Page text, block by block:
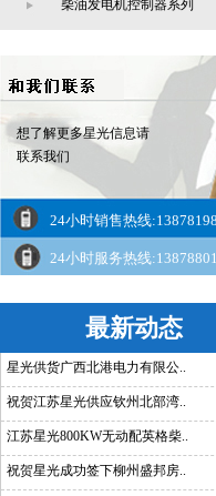
柴油发电机控制器系列
想了解更多星光信息请
联系我们
24小时销售热线
24小时服务热线
最新动态
星光供货广西北港电力有限公..
祝贺江苏星光供应钦州北部湾..
江苏星光800KW无动配英格柴..
祝贺星光成功签下柳州盛邦房..